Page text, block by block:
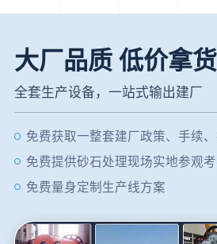
大厂品质 低价拿货
全套生产设备，一站式输出建厂
免费获取一整套建厂政策、手续
免费提供砂石处理现场实地参观
免费量身定制生产线方案